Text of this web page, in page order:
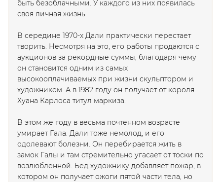
быть безоблачными. У каждого из них появилась
своя личная жизнь.
В середине 1970-х Дали практически перестает
творить. Несмотря на это, его работы продаются с
аукционов за рекордные суммы, благодаря чему
он становится одним из самых
высокооплачиваемых при жизни скульптором и
художником. А в 1982 году он получает от короля
Хуана Карлоса титул маркиза.
В этом же году в весьма почтенном возрасте
умирает Гала. Дали тоже немолод, и его
одолевают болезни. Он перебирается жить в
замок Галы и там стремительно угасает от тоски по
возлюбленной. Бед художнику добавляет пожар, в
котором он получает ожоги пятой части тела, но